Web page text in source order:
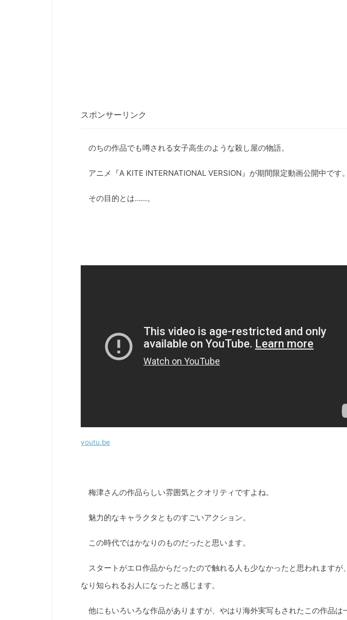
スポンサーリンク
のちの作品でも噂される女子高生のような殺し屋の物語。
アニメ『A KITE INTERNATIONAL VERSION』が期間限定動画公開中です。
その目的とは……。
youtu.be
梅津さんの作品らしい雰囲気とクオリティですよね。
魅力的なキャラクタとものすごいアクション。
この時代ではかなりのものだったと思います。
スタートがエロ作品からだったので触れる人も少なかったと思われますが
なり知られるお人になったと感じます。
他にもいろいろな作品がありますが、やはり海外実写もされたこの作品は